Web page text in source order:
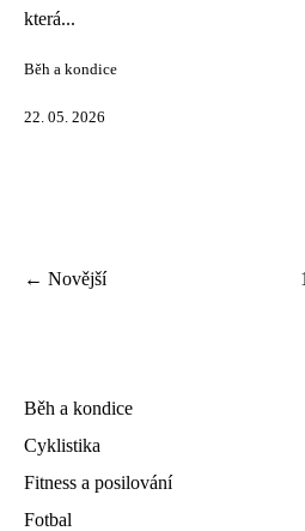
která...
Běh a kondice
22. 05. 2026
← Novější 1
Běh a kondice
Cyklistika
Fitness a posilování
Fotbal